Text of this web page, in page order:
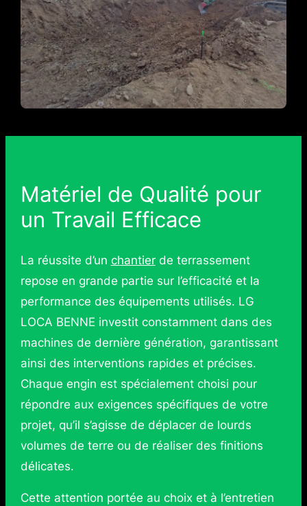
Matériel de Qualité pour
un Travail Efficace
La réussite d’un chantierde terrassement
repose en grande partie sur l’efficacité et la
performance des équipements utilisés. LG
LOCA BENNE investit constamment dans des
machines de dernière génération, garantissant
ainsi des interventions rapides et précises.
Chaque engin est spécialement choisi pour
répondre aux exigences spécifiques de votre
projet, qu’il s’agisse de déplacer de lourds
volumes de terre ou de réaliser des finitions
délicates.
Cette attention portée au choix et à l’entretien